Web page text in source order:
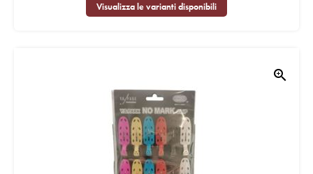
Visualizza le varianti disponibili
zoom_in